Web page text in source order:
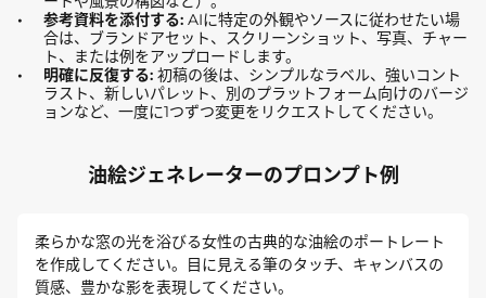
参考資料を添付する: AIに特定の外観やソースに従わせたい場
合は、ブランドアセット、スクリーンショット、写真、チャー
ト、または例をアップロードします。
明確に反復する: 初稿の後は、シンプルなラベル、強いコント
ラスト、新しいパレット、別のプラットフォーム向けのバージ
ョンなど、一度に1つずつ変更をリクエストしてください。
油絵ジェネレーターのプロンプト例
柔らかな窓の光を浴びる女性の古典的な油絵のポートレート
を作成してください。目に見える筆のタッチ、キャンバスの
質感、豊かな影を表現してください。